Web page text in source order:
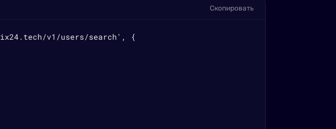
Скопировать
v1/users/search', {